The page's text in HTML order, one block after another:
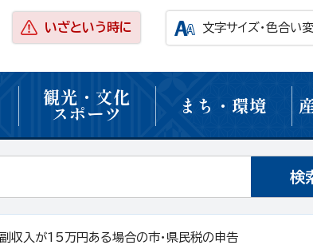
いざという時に 文字サイズ・色合い
観光・文化
スポーツ まち・環境
収入が15万円ある場合の市・県民税の申告